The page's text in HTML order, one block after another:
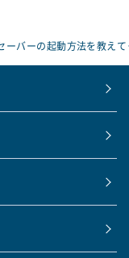
ーバーの起動方法を教え